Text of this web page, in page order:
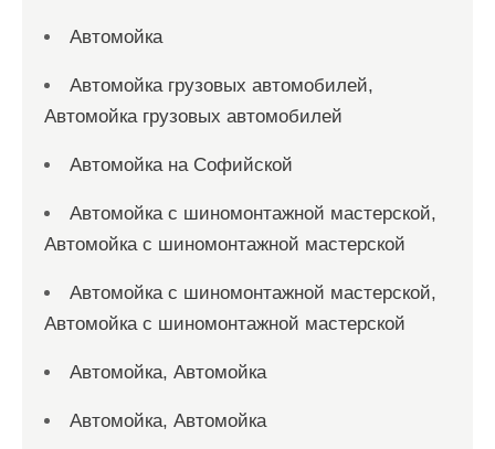
Автомойка
Автомойка грузовых автомобилей,
Автомойка грузовых автомобилей
Автомойка на Софийской
Автомойка с шиномонтажной мастерской,
Автомойка с шиномонтажной мастерской
Автомойка с шиномонтажной мастерской,
Автомойка с шиномонтажной мастерской
Автомойка, Автомойка
Автомойка, Автомойка